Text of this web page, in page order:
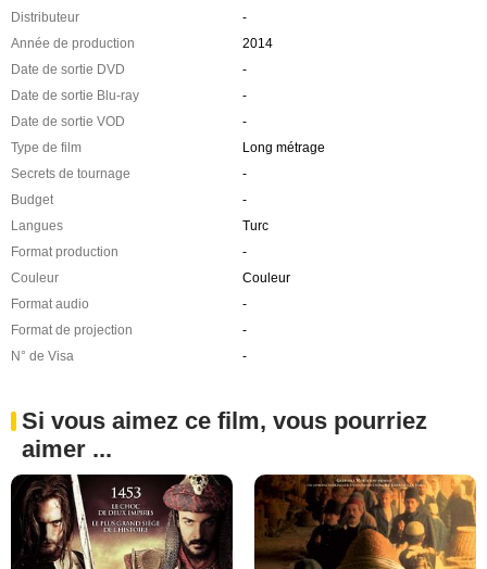
Distributeur
-
Année de production
2014
Date de sortie DVD
-
Date de sortie Blu-ray
-
Date de sortie VOD
-
Type de film
Long métrage
Secrets de tournage
-
Budget
-
Langues
Turc
Format production
-
Couleur
Couleur
Format audio
-
Format de projection
-
N° de Visa
-
Si vous aimez ce film, vous pourriez
aimer ...